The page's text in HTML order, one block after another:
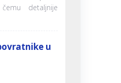
detaljnije
u